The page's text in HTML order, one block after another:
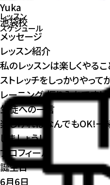
レッスン
スケジュール
Yuka
池袋校
メッセージ
レッスン紹介
私のレッスンは楽しくやるこ
ストレッチをしっかりやって
レーニング、振り入れです！
生徒への一言
楽しければなんでもOK!一
しましょう！
プロフィール
誕生日
6月6日